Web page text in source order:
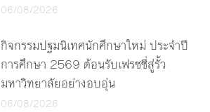
06/08/2026
กิจกรรมปฐมนิเทศนักศึกษาใหม่ ประจำปี
การศึกษา 2569 ต้อนรับเฟรชชี่สู่รั้ว
มหาวิทยาลัยอย่างอบอุ่น
06/08/2026